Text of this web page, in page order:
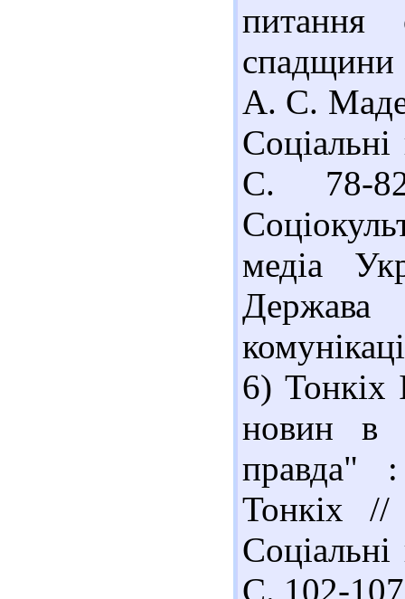
питання
спадщини
А. С.
С. 78-
медіа
6) Тонкіх
новин в
правда"
Тонкіх //
С. 102-